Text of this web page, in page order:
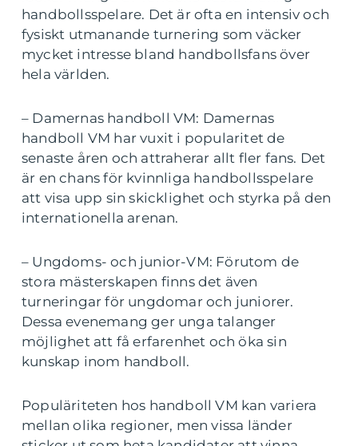
handbollsspelare. Det är ofta en intensiv och
fysiskt utmanande turnering som väcker
mycket intresse bland handbollsfans över
hela världen.
– Damernas handboll VM: Damernas
handboll VM har vuxit i popularitet de
senaste åren och attraherar allt fler fans. Det
är en chans för kvinnliga handbollsspelare
att visa upp sin skicklighet och styrka på den
internationella arenan.
– Ungdoms- och junior-VM: Förutom de
stora mästerskapen finns det även
turneringar för ungdomar och juniorer.
Dessa evenemang ger unga talanger
möjlighet att få erfarenhet och öka sin
kunskap inom handboll.
Populäriteten hos handboll VM kan variera
mellan olika regioner, men vissa länder